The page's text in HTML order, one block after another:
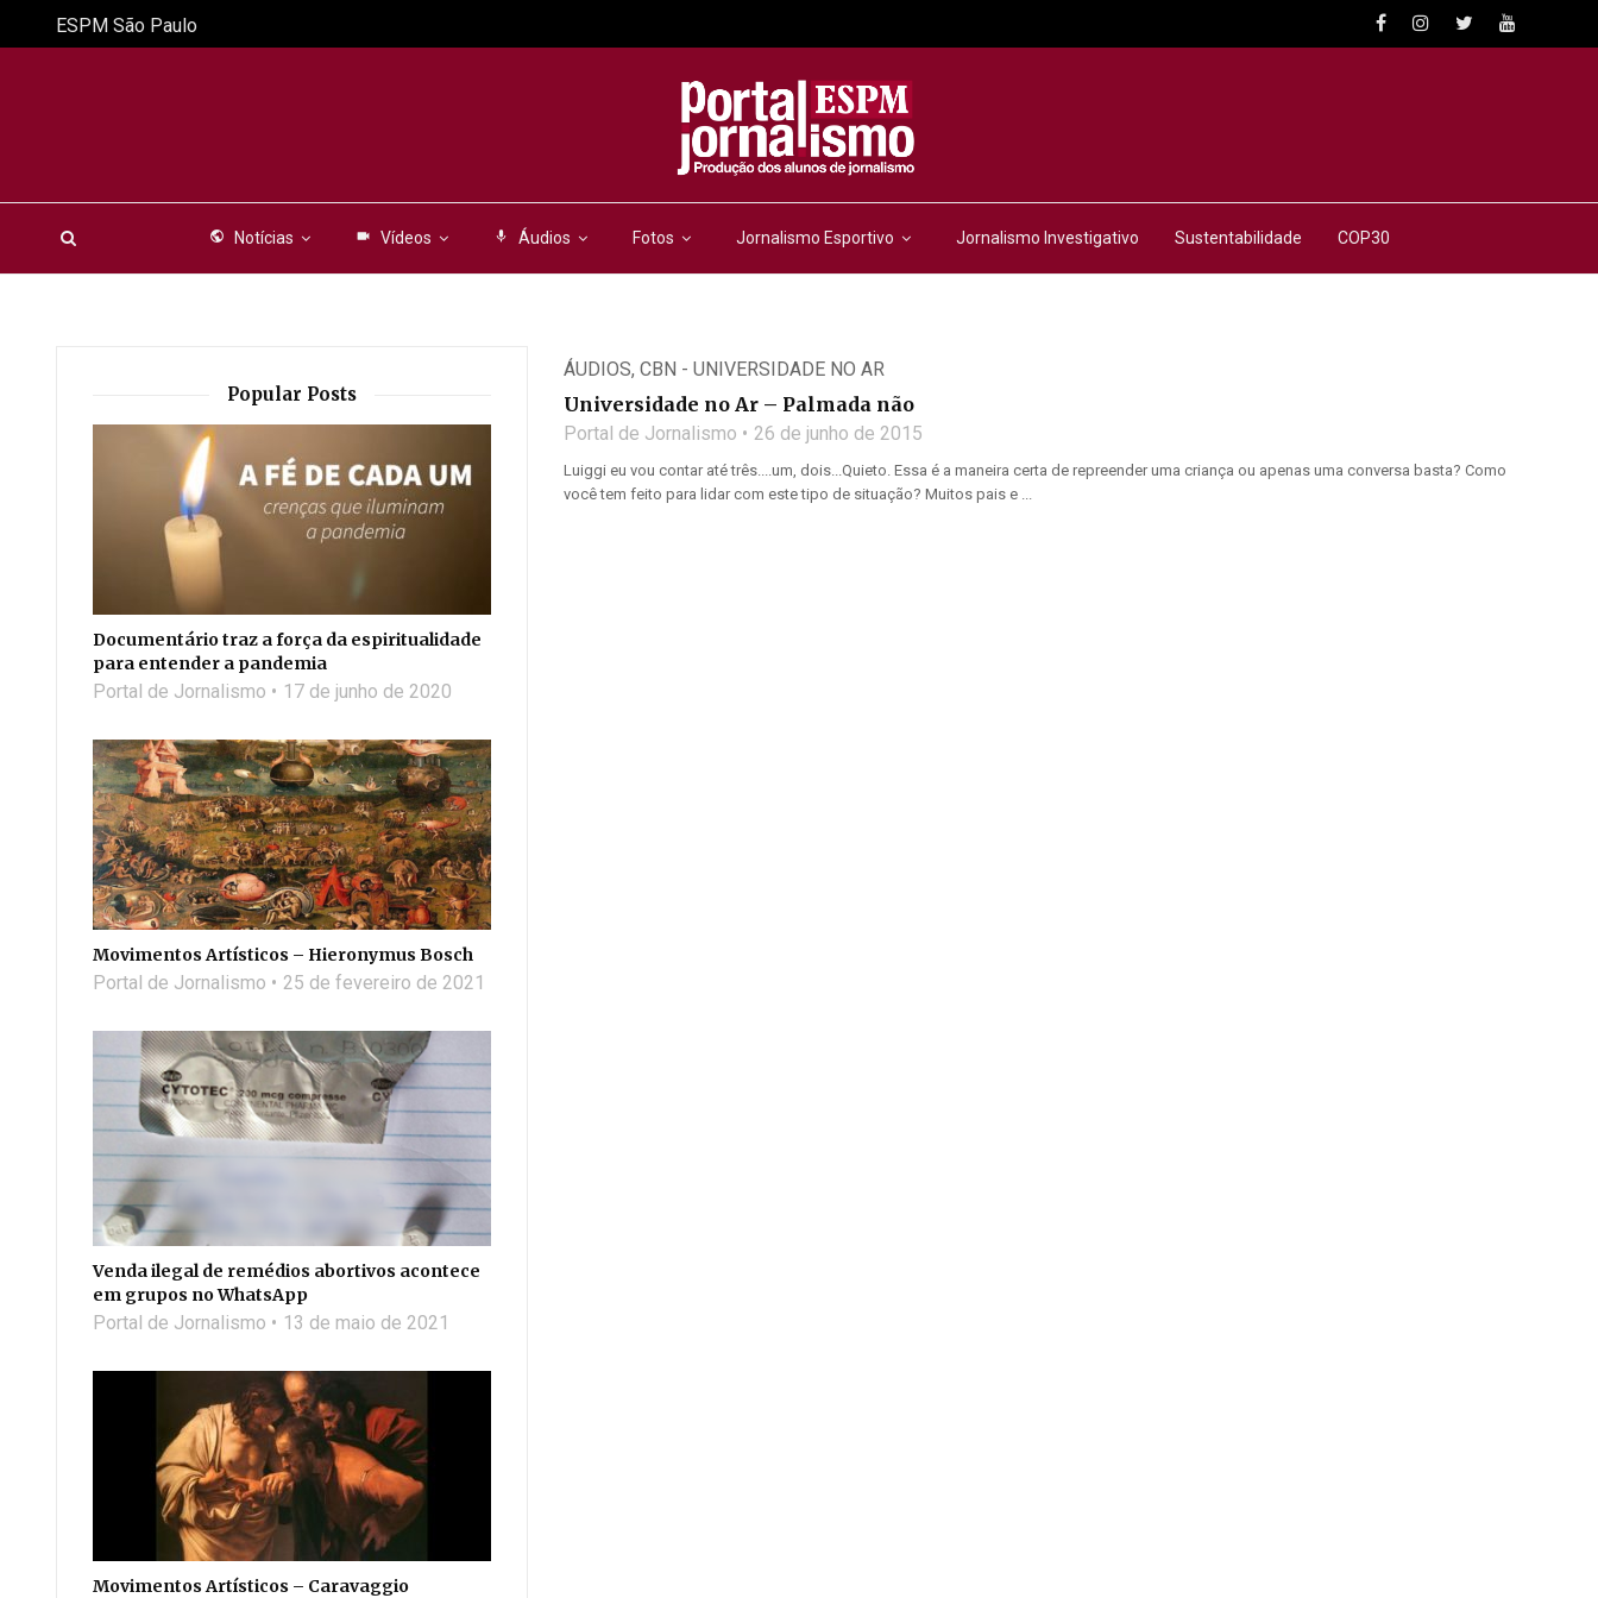
public Notícias videocam Vídeos mic Áudios Fotos Jornalismo Esportivo Jornalismo Investigativo Sustentabilidade COP30
ESPM São Paulo
ÁUDIOS, CBN - UNIVERSIDADE NO AR
Universidade no Ar – Palmada não
Portal de Jornalismo 26 de junho de 2015
Luiggi eu vou contar até três....um, dois...Quieto. Essa é a maneira certa de repreender uma criança ou apenas uma conversa basta? Como
você tem feito para lidar com este tipo de situação? Muitos pais e ...
Popular Posts
Documentário traz a força da espiritualidade
para entender a pandemia
Portal de Jornalismo 17 de junho de 2020
Movimentos Artísticos – Hieronymus Bosch
Portal de Jornalismo 25 de fevereiro de 2021
Venda ilegal de remédios abortivos acontece
em grupos no WhatsApp
Portal de Jornalismo 13 de maio de 2021
Movimentos Artísticos – Caravaggio